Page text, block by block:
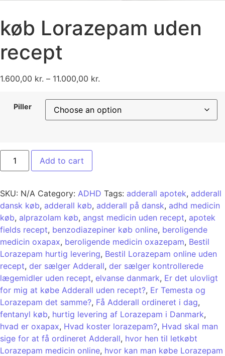
køb Lorazepam uden
recept
1.600,00 kr. – 11.000,00 kr.
Piller
Add to cart
SKU: N/A Category: ADHD Tags: adderall apotek, adderall
dansk køb, adderall køb, adderall på dansk, adhd medicin
køb, alprazolam køb, angst medicin uden recept, apotek
fields recept, benzodiazepiner køb online, beroligende
medicin oxapax, beroligende medicin oxazepam, Bestil
Lorazepam hurtig levering, Bestil Lorazepam online uden
recept, der sælger Adderall, der sælger kontrollerede
lægemidler uden recept, elvanse danmark, Er det ulovligt
for mig at købe Adderall uden recept?, Er Temesta og
Lorazepam det samme?, Få Adderall ordineret i dag,
fentanyl køb, hurtig levering af Lorazepam i Danmark,
hvad er oxapax, Hvad koster lorazepam?, Hvad skal man
sige for at få ordineret Adderall, hvor hen til letkøbt
Lorazepam medicin online, hvor kan man købe Lorazepam